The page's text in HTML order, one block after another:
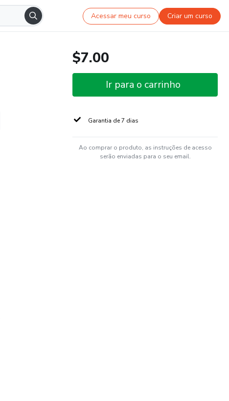
Acessar meu curso Criar um curso
$7.00
Ir para o carrinho
Garantia de 7 dias
Ao comprar o produto, as instruções de acesso
serão enviadas para o seu email.